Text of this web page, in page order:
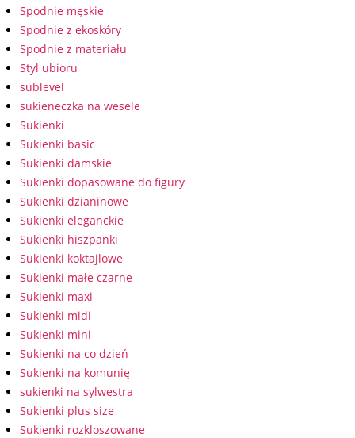
Spodnie męskie
Spodnie z ekoskóry
Spodnie z materiału
Styl ubioru
sublevel
sukieneczka na wesele
Sukienki
Sukienki basic
Sukienki damskie
Sukienki dopasowane do figury
Sukienki dzianinowe
Sukienki eleganckie
Sukienki hiszpanki
Sukienki koktajlowe
Sukienki małe czarne
Sukienki maxi
Sukienki midi
Sukienki mini
Sukienki na co dzień
Sukienki na komunię
sukienki na sylwestra
Sukienki plus size
Sukienki rozkloszowane